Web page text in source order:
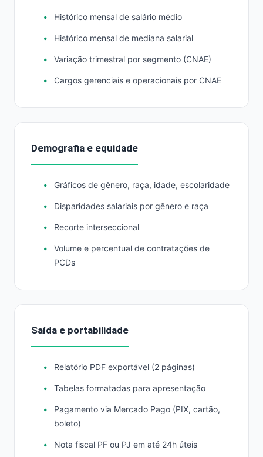
Histórico mensal de salário médio
Histórico mensal de mediana salarial
Variação trimestral por segmento (CNAE)
Cargos gerenciais e operacionais por CNAE
Demografia e equidade
Gráficos de gênero, raça, idade, escolaridade
Disparidades salariais por gênero e raça
Recorte interseccional
Volume e percentual de contratações de
PCDs
Saída e portabilidade
Relatório PDF exportável (2 páginas)
Tabelas formatadas para apresentação
Pagamento via Mercado Pago (PIX, cartão,
boleto)
Nota fiscal PF ou PJ em até 24h úteis